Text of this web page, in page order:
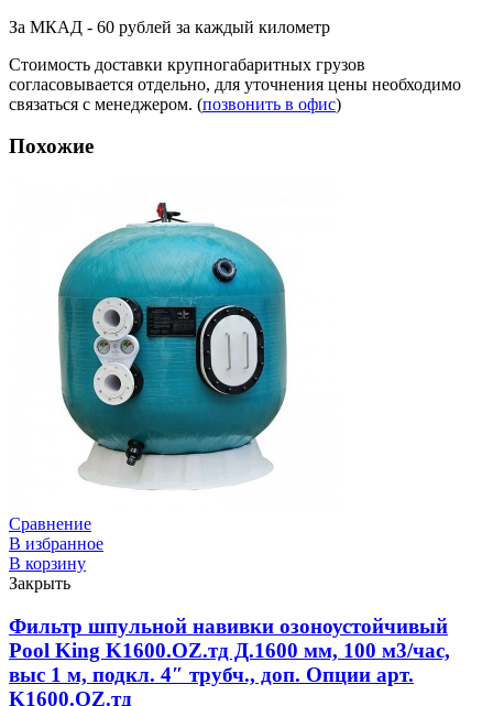
За МКАД - 60 рублей за каждый километр
Стоимость доставки крупногабаритных грузов
согласовывается отдельно, для уточнения цены необходимо
связаться с менеджером. (позвонить в офис)
Похожие
Сравнение
В избранное
В корзину
Закрыть
Фильтр шпульной навивки озоноустойчивый
Pool King K1600.OZ.тд Д.1600 мм, 100 м3/час,
выс 1 м, подкл. 4″ трубч., доп. Опции арт.
K1600.OZ.тд